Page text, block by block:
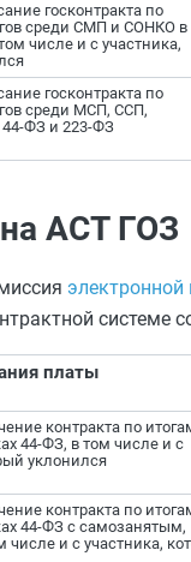
госконтракта по
среди СМП и СОНКО в
числе и с участника,
госконтракта по
среди МСП, ССП,
ФЗ и 223-ФЗ
АСТ ГОЗ
системе
платы
контракта по
44-ФЗ, в том числе и с
уклонился
контракта по
44-ФЗ с самозанятым,
и с участника,